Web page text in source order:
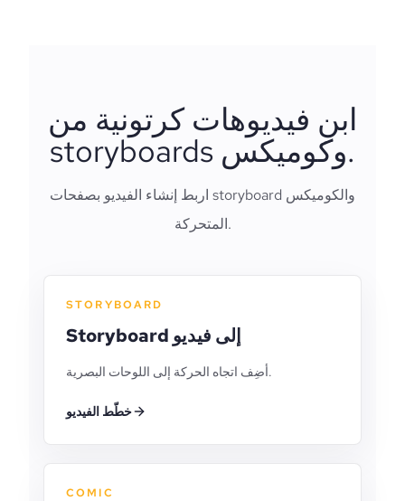
ابنِ فيديوهات كرتونية من
storyboards وكوميكس.
اربط إنشاء الفيديو بصفحات storyboard والكوميكس
المتحركة.
STORYBOARD
Storyboard إلى فيديو
أضِف اتجاه الحركة إلى اللوحات البصرية.
خطّط الفيديو
COMIC